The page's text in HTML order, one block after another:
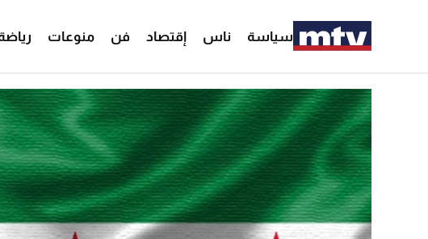
سياسة ناس إقتصاد فن منوعات